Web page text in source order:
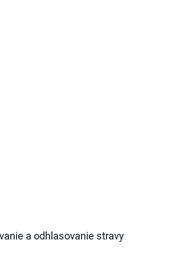
a odhlasovanie stravy